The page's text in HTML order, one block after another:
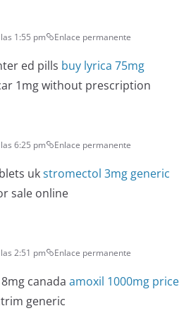
1:55 pm Enlace permanente
ed pills buy lyrica 75mg
1mg without prescription
6:25 pm Enlace permanente
ukstromectol 3mg generic
sale online
2:51 pm Enlace permanente
canada amoxil 1000mg price
generic